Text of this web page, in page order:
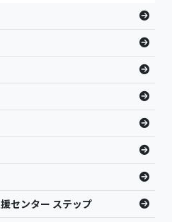
センター ステップ